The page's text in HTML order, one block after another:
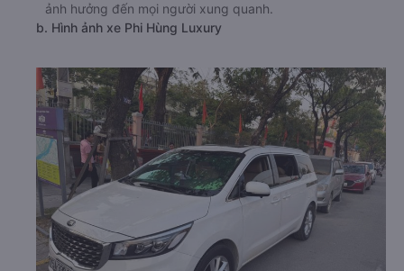
ảnh hưởng đến mọi người xung quanh.
b. Hình ảnh xe Phi Hùng Luxury